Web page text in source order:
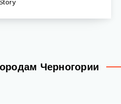
Черногории